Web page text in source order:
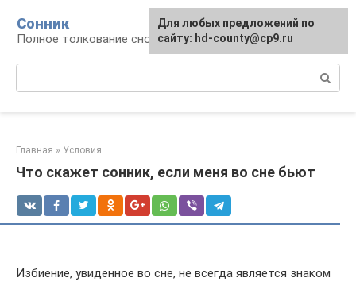
контенту
Сонник
Полное толкование снов
Главная » Условия
Что скажет сонник, если меня во сне бьют
Избиение, увиденное во сне, не всегда является знаком
Для любых предложений по
сайту: hd-county@cp9.ru